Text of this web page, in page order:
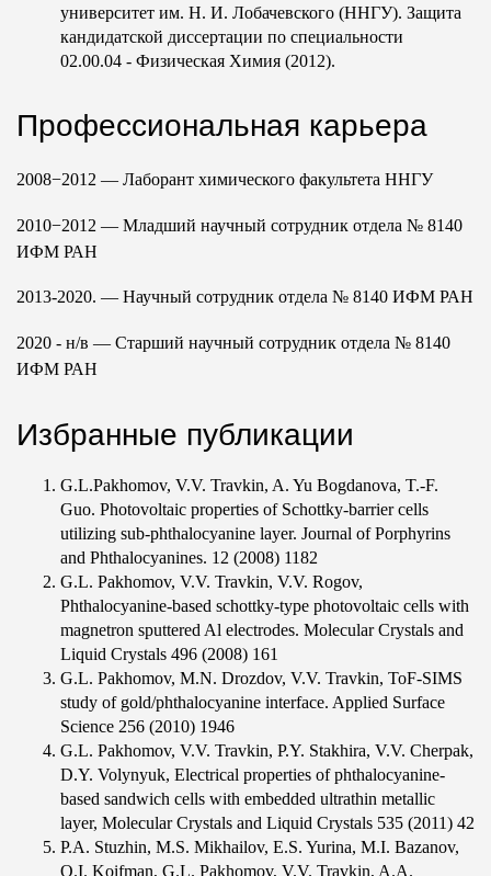
университет им. Н. И. Лобачевского (ННГУ). Защита
кандидатской диссертации по специальности
02.00.04 - Физическая Химия (2012).
Профессиональная карьера
2008−2012 — Лаборант химического факультета ННГУ
2010−2012 — Младший научный сотрудник отдела № 8140
ИФМ РАН
2013-2020. — Научный сотрудник отдела № 8140 ИФМ РАН
2020 - н/в — Старший научный сотрудник отдела № 8140
ИФМ РАН
Избранные публикации
G.L.Pakhomov, V.V. Travkin, A. Yu Bogdanova, T.-F.
Guo. Photovoltaic properties of Schottky-barrier cells
utilizing sub-phthalocyanine layer. Journal of Porphyrins
and Phthalocyanines. 12 (2008) 1182
G.L. Pakhomov, V.V. Travkin, V.V. Rogov,
Phthalocyanine-based schottky-type photovoltaic cells with
magnetron sputtered Al electrodes. Molecular Crystals and
Liquid Crystals 496 (2008) 161
G.L. Pakhomov, M.N. Drozdov, V.V. Travkin, ToF-SIMS
study of gold/phthalocyanine interface. Applied Surface
Science 256 (2010) 1946
G.L. Pakhomov, V.V. Travkin, P.Y. Stakhira, V.V. Cherpak,
D.Y. Volynyuk, Electrical properties of phthalocyanine-
based sandwich cells with embedded ultrathin metallic
layer, Molecular Crystals and Liquid Crystals 535 (2011) 42
P.A. Stuzhin, M.S. Mikhailov, E.S. Yurina, M.I. Bazanov,
O.I. Koifman, G.L. Pakhomov, V.V. Travkin, A.A.